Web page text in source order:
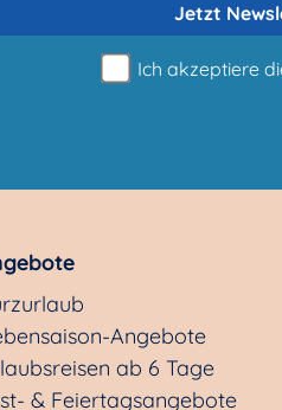
Jetzt
Ich akzeptiere
Angebote
ab 6 Tage
& Feiertagsangebote